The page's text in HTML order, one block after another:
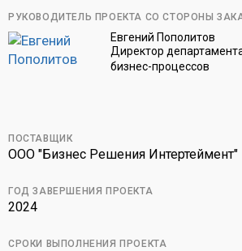
РУКОВОДИТЕЛЬ ПРОЕКТА СО СТОРОНЫ
Евгений Пополитов
Директор
бизнес-процессов
ПОСТАВЩИК
ООО "Бизнес Решения Интертеймент"
ГОД ЗАВЕРШЕНИЯ ПРОЕКТА
2024
СРОКИ ВЫПОЛНЕНИЯ ПРОЕКТА